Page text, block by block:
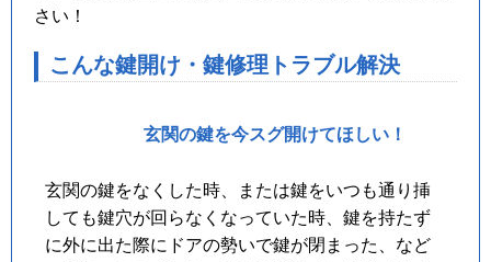
さい！
こんな鍵開け・鍵修理トラブル解決
玄関の鍵を今スグ開けてほしい！
玄関の鍵をなくした時、または鍵をいつも通り挿
しても鍵穴が回らなくなっていた時、鍵を持たず
に外に出た際にドアの勢いで鍵が閉まった、など